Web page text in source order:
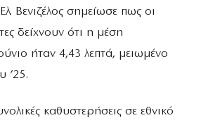
Βενιζέλος σημείωσε πως οι
δείχνουν ότι η μέση
ήταν 4,43 λεπτά, μειωμένο
’25.
καθυστερήσεις σε εθνικό